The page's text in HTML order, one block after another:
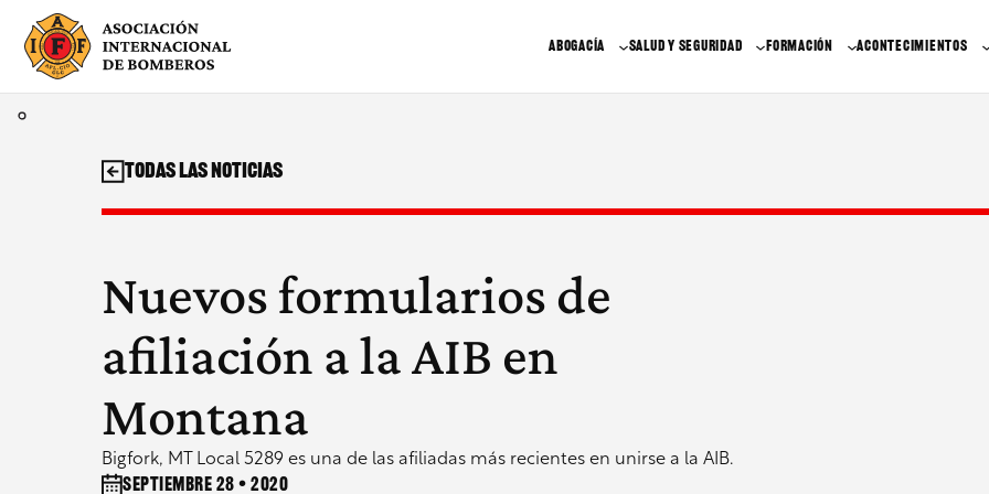
contenido
ABOGACÍA SALUD Y SEGURIDAD FORMACIÓN ACONTECIMIENTOS
Nuevos formularios de
afiliación a la AIB en
Montana
Bigfork, MT Local 5289 es una de las afiliadas más recientes en unirse a la AIB.
septiembre 28 • 2020
Todas las noticias